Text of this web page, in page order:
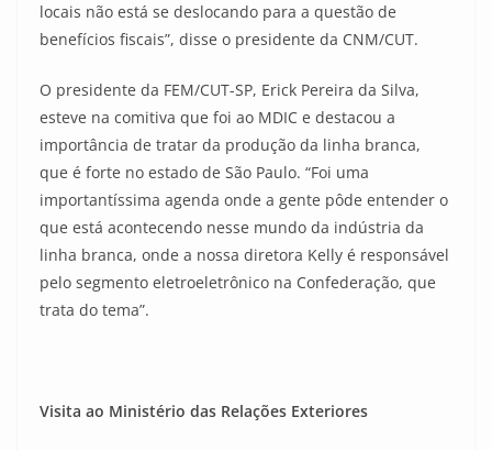
locais não está se deslocando para a questão de
benefícios fiscais”, disse o presidente da CNM/CUT.
O presidente da FEM/CUT-SP, Erick Pereira da Silva,
esteve na comitiva que foi ao MDIC e destacou a
importância de tratar da produção da linha branca,
que é forte no estado de São Paulo. “Foi uma
importantíssima agenda onde a gente pôde entender o
que está acontecendo nesse mundo da indústria da
linha branca, onde a nossa diretora Kelly é responsável
pelo segmento eletroeletrônico na Confederação, que
trata do tema”.
Visita ao Ministério das Relações Exteriores